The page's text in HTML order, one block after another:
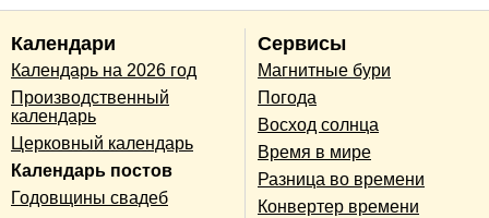
Календари
Календарь на 2026 год
Производственный
календарь
Церковный календарь
Календарь постов
Годовщины свадеб
Сервисы
Магнитные бури
Погода
Восход солнца
Время в мире
Разница во времени
Конвертер времени